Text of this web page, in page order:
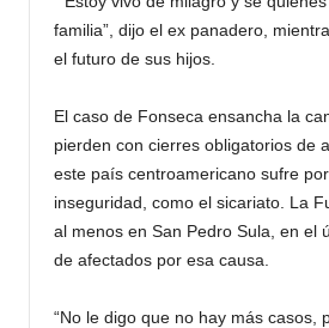
familia”, dijo el ex panadero,
el futuro de sus hijos.
El caso de Fonseca ensancha la
pierden con cierres obligatorios de
este país centroamericano sufre
inseguridad, como el sicariato. La
al menos en San Pedro Sula, en el
de afectados por esa causa.
“No le digo que no hay más casos,